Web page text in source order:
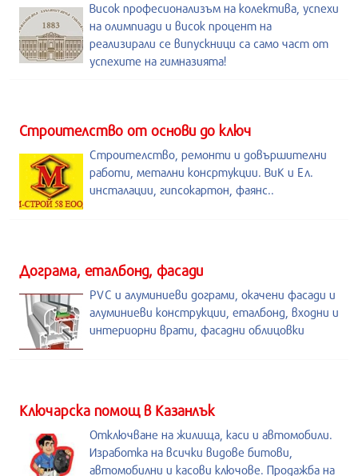
Висок професионализъм на колектива, успехи
на олимпиади и висок процент на
реализирали се випускници са само част от
успехите на гимназията!
Строителство от основи до ключ
Строителство, ремонти и довършителни
работи, метални консртукции. ВиК и Ел.
инсталации, гипсокартон, фаянс..
Дограма, еталбонд, фасади
PVC и алуминиеви дограми, окачени фасади и
алуминиеви конструкции, еталбонд, входни и
интериорни врати, фасадни облицовки
Kлючарска помощ в Казанлък
Отключване на жилища, каси и автомобили.
Изработка на всички видове битови,
автомобилни и касови ключове. Продажба на